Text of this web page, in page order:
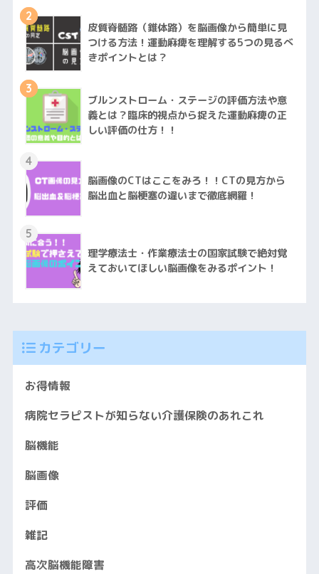
2
皮質脊髄路（錐体路）を脳画像から簡単に見
つける方法！運動麻痺を理解する5つの見るべ
きポイントとは？
3
ブルンストローム・ステージの評価方法や意
義とは？臨床的視点から捉えた運動麻痺の正
しい評価の仕方！！
4
脳画像のCTはここをみろ！！CTの見方から
脳出血と脳梗塞の違いまで徹底網羅！
5
理学療法士・作業療法士の国家試験で絶対覚
えておいてほしい脳画像をみるポイント！
カテゴリー
お得情報
病院セラピストが知らない介護保険のあれこれ
脳機能
脳画像
評価
雑記
高次脳機能障害